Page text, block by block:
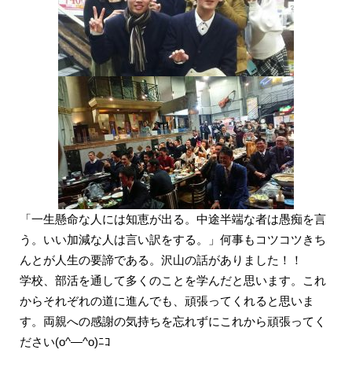
「一生懸命な人には知恵が出る。中途半端な者は愚痴を言
う。いい加減な人は言い訳をする。」何事もコツコツきち
んとが人生の要諦である。沢山の話がありました！！
学校、部活を通して多くのことを学んだと思います。これ
からそれぞれの道に進んでも、頑張ってくれると思いま
す。両親への感謝の気持ちを忘れずにこれから頑張ってく
ださい(o^―^o)ﾆｺ